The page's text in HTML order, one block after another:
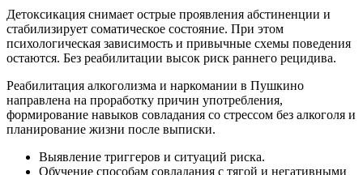
Детоксикация снимает острые проявления абстиненции и
стабилизирует соматическое состояние. При этом
психологическая зависимость и привычные схемы поведения
остаются. Без реабилитации высок риск раннего рецидива.
Реабилитация алкоголизма и наркомании в Пушкино
направлена на проработку причин употребления,
формирование навыков совладания со стрессом без алкоголя и
планирование жизни после выписки.
Выявление триггеров и ситуаций риска.
Обучение способам совладания с тягой и негативными